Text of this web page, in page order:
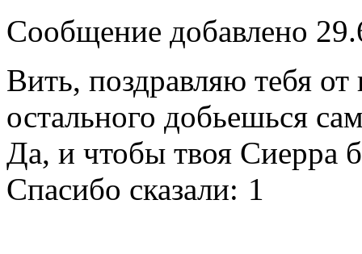
Сообщение добавлено
Вить, поздравляю тебя
остального добьешься
Да, и чтобы твоя Сиерра
Спасибо сказали: 1